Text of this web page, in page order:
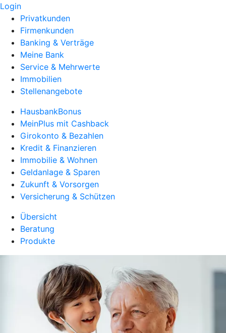
Login
Privatkunden
Firmenkunden
Banking & Verträge
Meine Bank
Service & Mehrwerte
Immobilien
Stellenangebote
HausbankBonus
MeinPlus mit Cashback
Girokonto & Bezahlen
Kredit & Finanzieren
Immobilie & Wohnen
Geldanlage & Sparen
Zukunft & Vorsorgen
Versicherung & Schützen
Übersicht
Beratung
Produkte